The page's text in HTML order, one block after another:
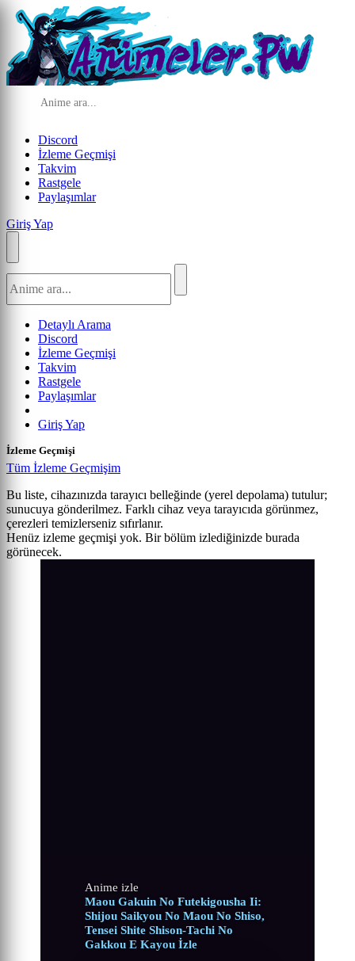
Discord
İzleme Geçmişi
Takvim
Rastgele
Paylaşımlar
Giriş Yap
Detaylı Arama
Discord
İzleme Geçmişi
Takvim
Rastgele
Paylaşımlar
Giriş Yap
İzleme Geçmişi
Tüm İzleme Geçmişim
Bu liste, cihazınızda tarayıcı belleğinde (yerel depolama) tutulur;
sunucuya gönderilmez. Farklı cihaz veya tarayıcıda görünmez,
çerezleri temizlerseniz sıfırlanır.
Henüz izleme geçmişi yok. Bir bölüm izlediğinizde burada
görünecek.
Anime izle
Maou Gakuin No Futekigousha Ii:
Shijou Saikyou No Maou No Shiso,
Tensei Shite Shison-Tachi No
Gakkou E Kayou İzle